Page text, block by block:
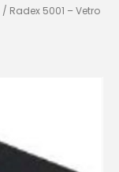
/ Radex 5001 – Vetro